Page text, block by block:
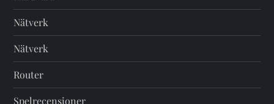
Nätverk
Nätverk
Router
Spelrecensioner